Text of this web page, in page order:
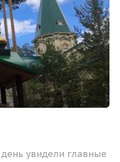
увидели главные